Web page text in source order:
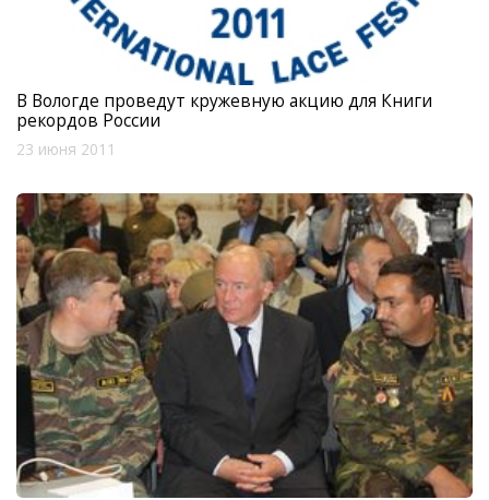
В Вологде проведут кружевную акцию для Книги
рекордов России
23 июня 2011